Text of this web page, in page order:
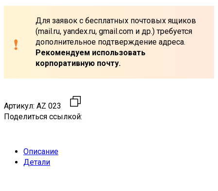
Для заявок с бесплатных почтовых ящиков
(mail.ru, yandex.ru, gmail.com и др.) требуется
дополнительное подтверждение адреса.
Рекомендуем использовать
корпоративную почту.
Артикул: AZ 023
Поделиться ссылкой:
Описание
Детали